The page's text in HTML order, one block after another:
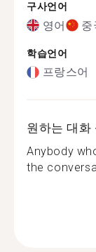
구사언어
영어 중
학습언어
프랑스어
원하는 대화
Anybody
the